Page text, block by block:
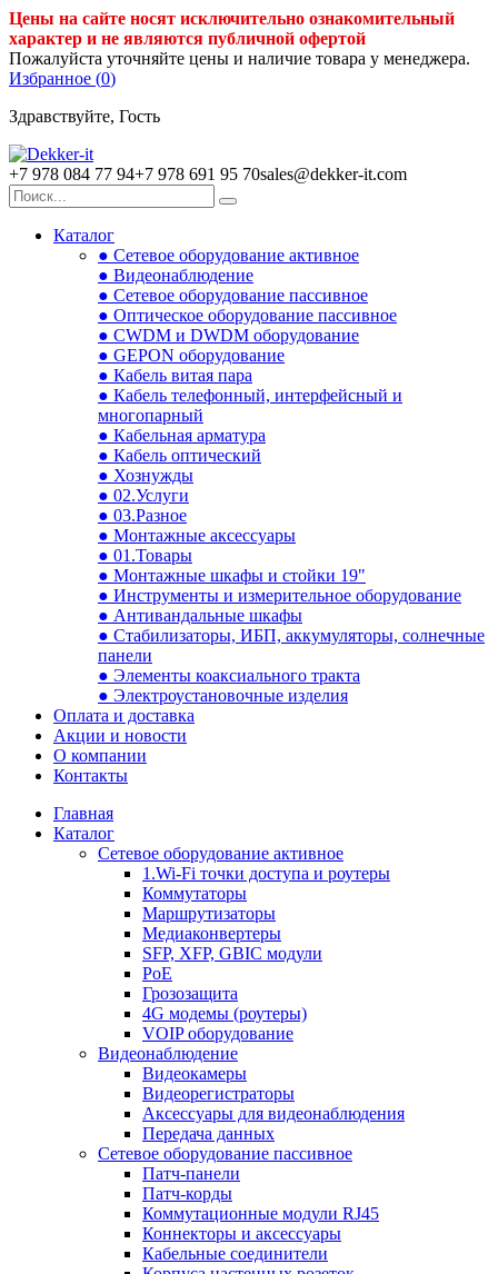
Цены на сайте носят исключительно ознакомительный
характер и не являются публичной офертой
Пожалуйста уточняйте цены и наличие товара у менеджера.
Избранное (0)
Здравствуйте, Гость
+7 978 084 77 94+7 978 691 95 70sales@dekker-it.com
Каталог
● Сетевое оборудование активное
● Видеонаблюдение
● Сетевое оборудование пассивное
● Оптическое оборудование пассивное
● CWDM и DWDM оборудование
● GEPON оборудование
● Кабель витая пара
● Кабель телефонный, интерфейсный и
многопарный
● Кабельная арматура
● Кабель оптический
● Хознужды
● 02.Услуги
● 03.Разное
● Монтажные аксессуары
● 01.Товары
● Монтажные шкафы и стойки 19"
● Инструменты и измерительное оборудование
● Антивандальные шкафы
● Стабилизаторы, ИБП, аккумуляторы, солнечные
панели
● Элементы коаксиального тракта
● Электроустановочные изделия
Оплата и доставка
Акции и новости
О компании
Контакты
Главная
Каталог
Сетевое оборудование активное
1.Wi-Fi точки доступа и роутеры
Коммутаторы
Маршрутизаторы
Медиаконвертеры
SFP, XFP, GBIC модули
PoE
Грозозащита
4G модемы (роутеры)
VOIP оборудование
Видеонаблюдение
Видеокамеры
Видеорегистраторы
Аксессуары для видеонаблюдения
Передача данных
Сетевое оборудование пассивное
Патч-панели
Патч-корды
Коммутационные модули RJ45
Коннекторы и аксессуары
Кабельные соединители